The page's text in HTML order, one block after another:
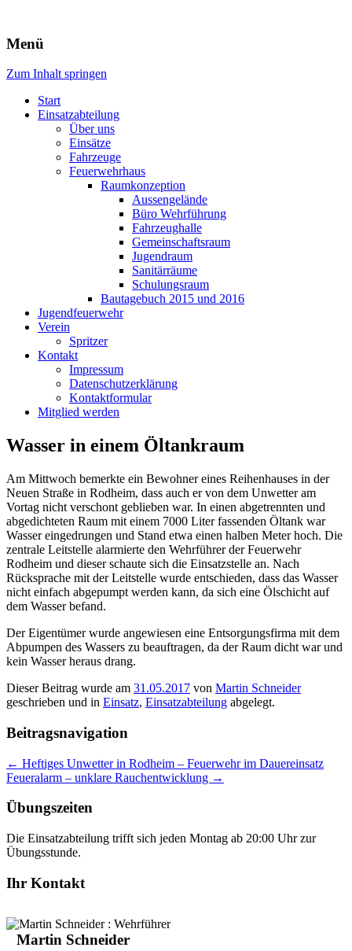
Freiwillige Feuerwehr Rodheim
v.d.H.
Menü
Zum Inhalt springen
Start
Einsatzabteilung
Über uns
Einsätze
Fahrzeuge
Feuerwehrhaus
Raumkonzeption
Aussengelände
Büro Wehrführung
Fahrzeughalle
Gemeinschaftsraum
Jugendraum
Sanitärräume
Schulungsraum
Bautagebuch 2015 und 2016
Jugendfeuerwehr
Verein
Spritzer
Kontakt
Impressum
Datenschutzerklärung
Kontaktformular
Mitglied werden
Wasser in einem Öltankraum
Am Mittwoch bemerkte ein Bewohner eines Reihenhauses in der
Neuen Straße in Rodheim, dass auch er von dem Unwetter am
Vortag nicht verschont geblieben war. In einen abgetrennten und
abgedichteten Raum mit einem 7000 Liter fassenden Öltank war
Wasser eingedrungen und Stand etwa einen halben Meter hoch. Die
zentrale Leitstelle alarmierte den Wehrführer der Feuerwehr
Rodheim und dieser schaute sich die Einsatzstelle an. Nach
Rücksprache mit der Leitstelle wurde entschieden, dass das Wasser
nicht einfach abgepumpt werden kann, da sich eine Ölschicht auf
dem Wasser befand.
Der Eigentümer wurde angewiesen eine Entsorgungsfirma mit dem
Abpumpen des Wassers zu beauftragen, da der Raum dicht war und
kein Wasser heraus drang.
Dieser Beitrag wurde am 31.05.2017 von Martin Schneider
geschrieben und in Einsatz, Einsatzabteilung abgelegt.
Beitragsnavigation
← Heftiges Unwetter in Rodheim – Feuerwehr im Dauereinsatz
Feueralarm – unklare Rauchentwicklung →
Übungszeiten
Die Einsatzabteilung trifft sich jeden Montag ab 20:00 Uhr zur
Übungsstunde.
Ihr Kontakt
Martin Schneider